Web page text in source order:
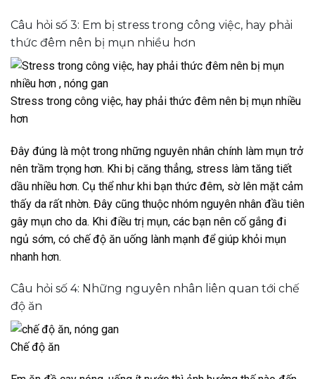
Câu hỏi số 3: Em bị stress trong công việc, hay phải
thức đêm nên bị mụn nhiều hơn
Stress trong công việc, hay phải thức đêm nên bị mụn nhiều
hơn
Đây đúng là một trong những nguyên nhân chính làm mụn trở
nên trầm trọng hơn. Khi bị căng thẳng, stress làm tăng tiết
dầu nhiều hơn. Cụ thể như khi bạn thức đêm, sờ lên mặt cảm
thấy da rất nhờn. Đây cũng thuộc nhóm nguyên nhân đầu tiên
gây mụn cho da. Khi điều trị mụn, các bạn nên cố gắng đi
ngủ sớm, có chế độ ăn uống lành mạnh để giúp khỏi mụn
nhanh hơn.
Câu hỏi số 4: Những nguyên nhân liên quan tới chế
độ ăn
Chế độ ăn